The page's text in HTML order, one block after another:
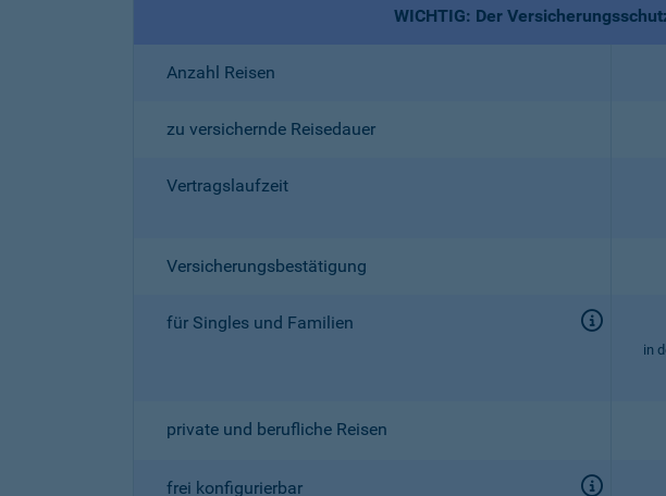
WICHTIG: Der
Anzahl Reisen
zu versichernde Reisedauer
Vertragslaufzeit
Versicherungsbestätigung
für Singles und Familien
in
private und berufliche Reisen
frei konfigurierbar